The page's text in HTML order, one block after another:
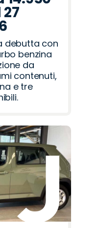
debutta con
benzina
da
contenuti,
e tre